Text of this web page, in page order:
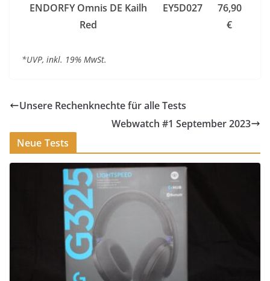
ENDORFY Omnis DE Kailh
Red
EY5D027
76,90
€
*UVP, inkl. 19% MwSt.
Unsere Rechenknechte für alle Tests
Webwatch #1 September 2023
Neue Tests